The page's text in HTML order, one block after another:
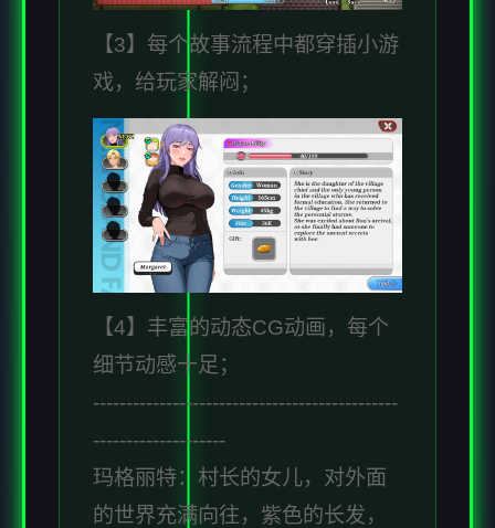
【3】每个故事流程中都穿插小游
戏，给玩家解闷；
【4】丰富的动态CG动画，每个
细节动感十足；
----------------------------------------------
--------------------
玛格丽特：村长的女儿，对外面
的世界充满向往，紫色的长发，